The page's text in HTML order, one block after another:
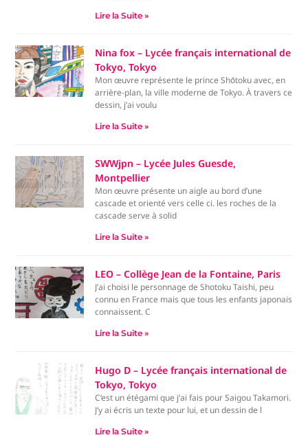
Lire la Suite »
Nina fox – Lycée français international de
Tokyo, Tokyo
Mon œuvre représente le prince Shōtoku avec, en
arrière-plan, la ville moderne de Tokyo. À travers ce
dessin, j’ai voulu
Lire la Suite »
SWWjpn – Lycée Jules Guesde,
Montpellier
Mon œuvre présente un aigle au bord d’une
cascade et orienté vers celle ci. les roches de la
cascade serve à solid
Lire la Suite »
LEO – Collège Jean de la Fontaine, Paris
J’ai choisi le personnage de Shotoku Taishi, peu
connu en France mais que tous les enfants japonais
connaissent. C
Lire la Suite »
Hugo D – Lycée français international de
Tokyo, Tokyo
C’est un étégami que j’ai fais pour Saigou Takamori.
J’y ai écris un texte pour lui, et un dessin de l
Lire la Suite »